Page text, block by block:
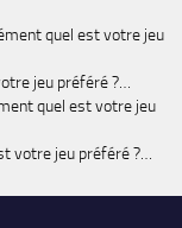
quel est votre jeu
jeu préféré ?…
quel est votre jeu
votre jeu préféré ?…